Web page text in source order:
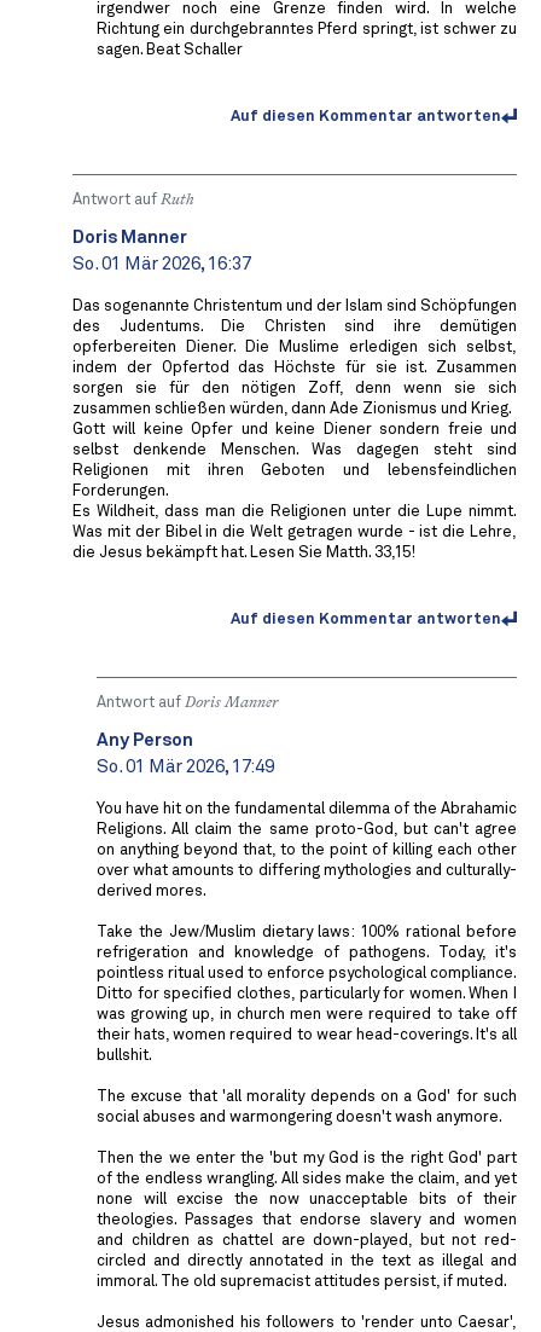
irgendwer noch eine Grenze finden wird. In welche
Richtung ein durchgebranntes Pferd springt, ist schwer zu
sagen. Beat Schaller
Auf diesen Kommentar antworten
Antwort auf Ruth
Doris Manner
So. 01 Mär 2026, 16:37
Das sogenannte Christentum und der Islam sind Schöpfungen
des Judentums. Die Christen sind ihre demütigen
opferbereiten Diener. Die Muslime erledigen sich selbst,
indem der Opfertod das Höchste für sie ist. Zusammen
sorgen sie für den nötigen Zoff, denn wenn sie sich
zusammen schließen würden, dann Ade Zionismus und Krieg.
Gott will keine Opfer und keine Diener sondern freie und
selbst denkende Menschen. Was dagegen steht sind
Religionen mit ihren Geboten und lebensfeindlichen
Forderungen.
Es Wildheit, dass man die Religionen unter die Lupe nimmt.
Was mit der Bibel in die Welt getragen wurde - ist die Lehre,
die Jesus bekämpft hat. Lesen Sie Matth. 33,15!
Auf diesen Kommentar antworten
Antwort auf Doris Manner
Any Person
So. 01 Mär 2026, 17:49
You have hit on the fundamental dilemma of the Abrahamic
Religions. All claim the same proto-God, but can't agree
on anything beyond that, to the point of killing each other
over what amounts to differing mythologies and culturally-
derived mores.
Take the Jew/Muslim dietary laws: 100% rational before
refrigeration and knowledge of pathogens. Today, it's
pointless ritual used to enforce psychological compliance.
Ditto for specified clothes, particularly for women. When I
was growing up, in church men were required to take off
their hats, women required to wear head-coverings. It's all
bullshit.
The excuse that 'all morality depends on a God' for such
social abuses and warmongering doesn't wash anymore.
Then the we enter the 'but my God is the right God' part
of the endless wrangling. All sides make the claim, and yet
none will excise the now unacceptable bits of their
theologies. Passages that endorse slavery and women
and children as chattel are down-played, but not red-
circled and directly annotated in the text as illegal and
immoral. The old supremacist attitudes persist, if muted.
Jesus admonished his followers to 'render unto Caesar',